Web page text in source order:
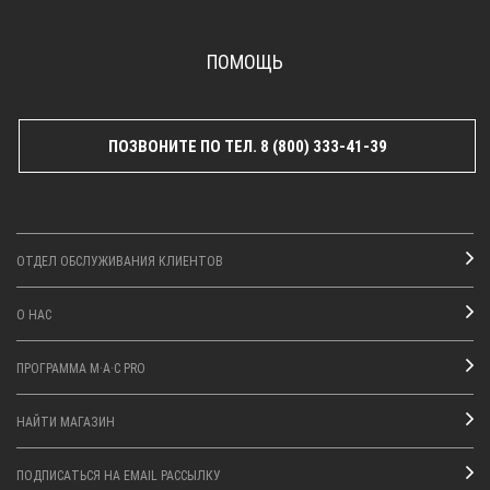
ПОМОЩЬ
ПОЗВОНИТЕ ПО ТЕЛ. 8 (800) 333-41-39
ОТДЕЛ ОБСЛУЖИВАНИЯ КЛИЕНТОВ
О НАС
ПРОГРАММА M·A·C PRO
НАЙТИ МАГАЗИН
ПОДПИСАТЬСЯ НА EMAIL РАССЫЛКУ